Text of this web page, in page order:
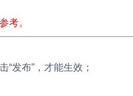
考。
“发布”，才能生效；